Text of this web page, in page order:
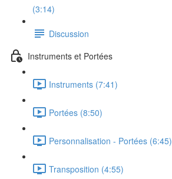
(3:14)
Discussion
Instruments et Portées
Instruments (7:41)
Portées (8:50)
Personnalisation - Portées (6:45)
Transposition (4:55)